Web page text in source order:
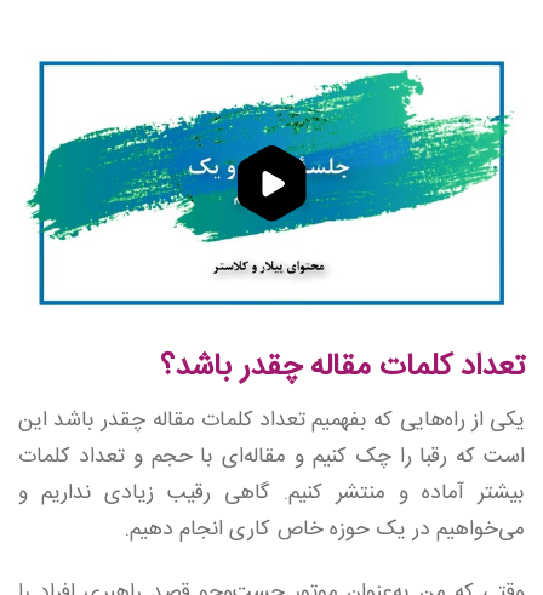
تعداد کلمات مقاله چقدر باشد؟
یکی از راه‌هایی که بفهمیم تعداد کلمات مقاله چقدر باشد این
است که رقبا را چک کنیم و مقاله‌ای با حجم و تعداد کلمات
بیشتر آماده و منتشر کنیم. گاهی رقیب زیادی نداریم و
می‌خواهیم در یک حوزه خاص کاری انجام دهیم.